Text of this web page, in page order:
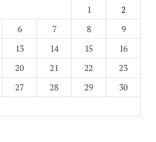
1
2
6 7 8
9
13 14 15
16
20 21 22
23
27 28 29
30